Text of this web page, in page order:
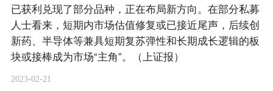
已获利兑现了部分品种，正在布局新方向。在部分私募
人士看来，短期内市场估值修复或已接近尾声，后续创
新药、半导体等兼具短期复苏弹性和长期成长逻辑的板
块或接棒成为市场“主角”。（上证报）
2023-02-21